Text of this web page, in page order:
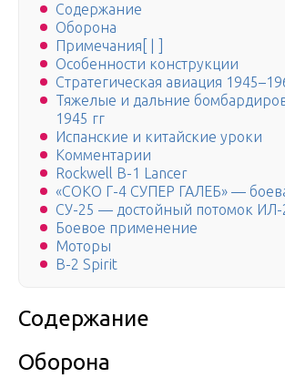
Содержание
Оборона
Примечания[ | ]
Особенности конструкции
Стратегическая авиация
Тяжелые и дальние
1945 гг
Испанские и китайские уроки
Комментарии
Rockwell B-1 Lancer
«СОКО Г-4 СУПЕР ГАЛЕБ» —
СУ-25 — достойный потомок ИЛ-
Боевое применение
Моторы
B-2 Spirit
Содержание
Оборона